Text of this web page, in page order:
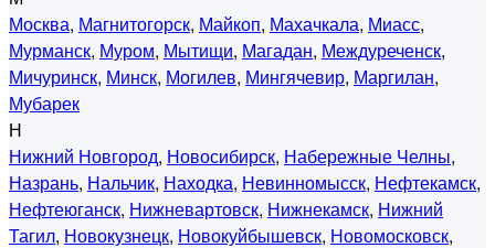
Москва, Магнитогорск, Майкоп, Махачкала, Миасс,
Мурманск, Муром, Мытищи, Магадан, Междуреченск,
Мичуринск, Минск, Могилев, Мингячевир, Маргилан,
Мубарек
Н
Нижний Новгород, Новосибирск, Набережные Челны,
Назрань, Нальчик, Находка, Невинномысск, Нефтекамск,
Нефтеюганск, Нижневартовск, Нижнекамск, Нижний
Тагил, Новокузнецк, Новокуйбышевск, Новомосковск,